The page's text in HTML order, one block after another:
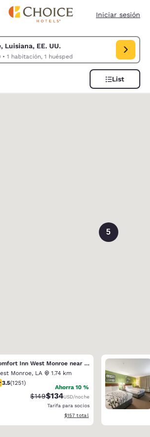
Principal
Iniciar sesión
Luisiana, EE. UU.
• 1 habitación, 1 huésped
de West Monroe, Luisiana, EE. UU.. Fecha de
List
5
Comfort Inn West Monroe near Sports & Events Center
Monroe, LA
1.74 km
de 3.55 estrellas. Bueno. 1251 reseñas
3.5(1251)
Ahorra 10 %
Precio tachado:
$149Precio con descuento:
$134USD/noche
Tarifa para socios
Ver detalles del total estimado
$157 total